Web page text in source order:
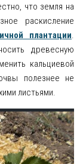
что земля на
раскисление
плантации.
древесную
кальциевой
полезнее не
листьями.